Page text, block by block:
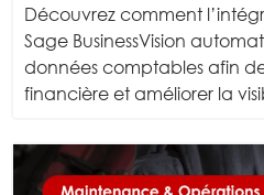
Découvrez comment
Sage BusinessVision
données comptables afin
financière et améliorer la